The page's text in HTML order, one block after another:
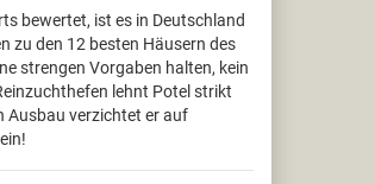
bewertet, ist es in Deutschland
zu den 12 besten Häusern des
strengen Vorgaben halten, kein
lehnt Potel strikt
Ausbau verzichtet er auf